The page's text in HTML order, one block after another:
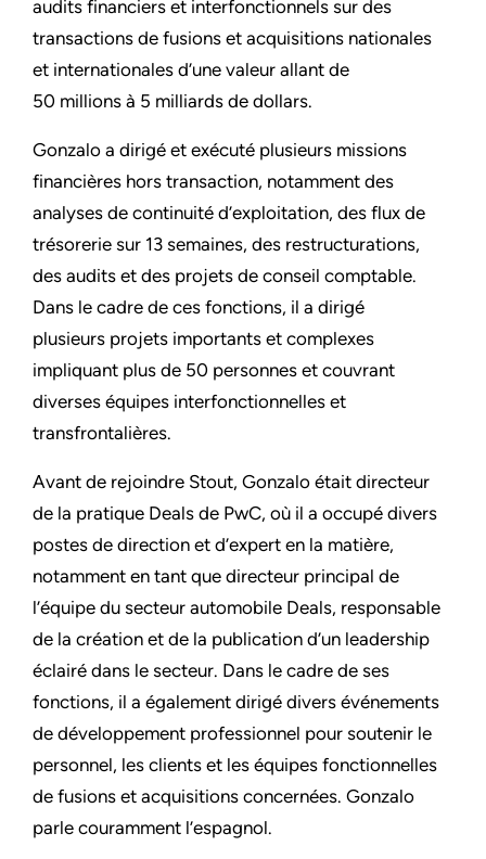
audits financiers et interfonctionnels sur des
transactions de fusions et acquisitions nationales
et internationales d’une valeur allant de
50 millions à 5 milliards de dollars.
Gonzalo a dirigé et exécuté plusieurs missions
financières hors transaction, notamment des
analyses de continuité d’exploitation, des flux de
trésorerie sur 13 semaines, des restructurations,
des audits et des projets de conseil comptable.
Dans le cadre de ces fonctions, il a dirigé
plusieurs projets importants et complexes
impliquant plus de 50 personnes et couvrant
diverses équipes interfonctionnelles et
transfrontalières.
Avant de rejoindre Stout, Gonzalo était directeur
de la pratique Deals de PwC, où il a occupé divers
postes de direction et d’expert en la matière,
notamment en tant que directeur principal de
l’équipe du secteur automobile Deals, responsable
de la création et de la publication d’un leadership
éclairé dans le secteur. Dans le cadre de ses
fonctions, il a également dirigé divers événements
de développement professionnel pour soutenir le
personnel, les clients et les équipes fonctionnelles
de fusions et acquisitions concernées. Gonzalo
parle couramment l’espagnol.